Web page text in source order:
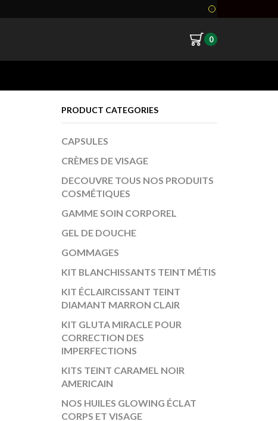
0
PRODUCT CATEGORIES
CAPSULES
CRÈMES DE VISAGE
DECOUVRE TOUS NOS PRODUITS
COSMÉTIQUES
GAMME SOIN CORPOREL
GEL DE DOUCHE
GOMMAGES
KIT BLANCHISSANTS TEINT MÉTIS
KIT ÉCLAIRCISSANT TEINT
DIAMANT MARRON CLAIR
KIT GLUTA MIRACLE POUR
CORRECTION DES
IMPERFECTIONS
KITS TEINT CARAMEL NOIR
AMERICAIN
NOS HUILES GLOWING ÉCLAT
CORPS ET VISAGE